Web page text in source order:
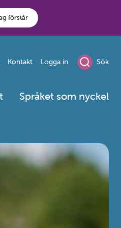
förstår
Språket som nyckel
Kontakt Logga in Sök